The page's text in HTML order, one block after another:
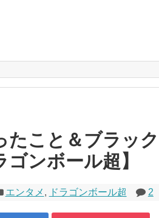
たこと＆ブラック
ンボール超】
エンタメ , ドラゴンボール超 2